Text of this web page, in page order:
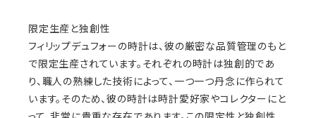
限定生産と独創性
フィリップデュフォーの時計は、彼の厳密な品質管理のもと
で限定生産されています。それぞれの時計は独創的であ
り、職人の熟練した技術によって、一つ一つ丹念に作られて
います。そのため、彼の時計は時計愛好家やコレクターにと